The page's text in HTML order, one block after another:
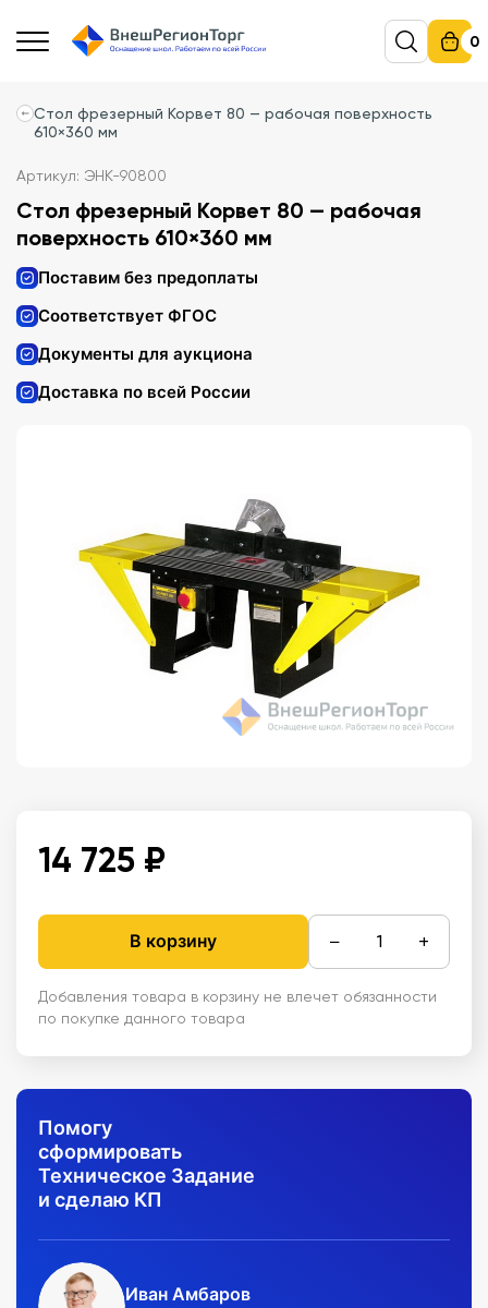
0
Стол фрезерный Корвет 80 — рабочая поверхность
610×360 мм
Артикул: ЭНК-90800
Стол фрезерный Корвет 80 — рабочая
поверхность 610×360 мм
Поставим без предоплаты
Соответствует ФГОС
Документы для аукциона
Доставка по всей России
14 725 ₽
В корзину − +
Добавления товара в корзину не влечет обязанности
по покупке данного товара
Помогу
сформировать
Техническое Задание
и сделаю КП
Иван Амбаров